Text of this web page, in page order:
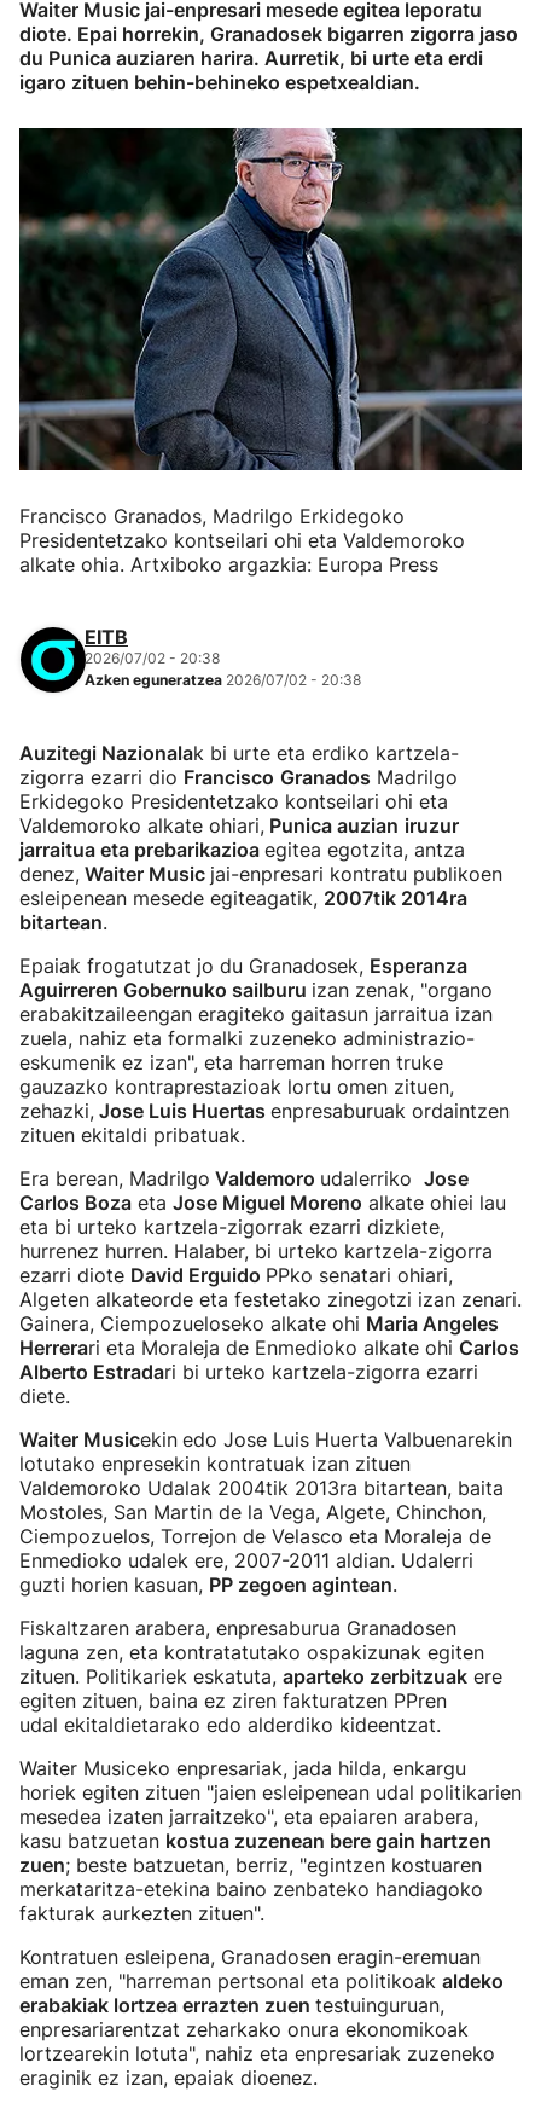
Waiter Music jai-enpresari mesede egitea leporatu
diote. Epai horrekin, Granadosek bigarren zigorra jaso
du Punica auziaren harira. Aurretik, bi urte eta erdi
igaro zituen behin-behineko espetxealdian.
Francisco Granados, Madrilgo Erkidegoko
Presidentetzako kontseilari ohi eta Valdemoroko
alkate ohia. Artxiboko argazkia: Europa Press
EITB
2026/07/02 - 20:38
Azken eguneratzea 2026/07/02 - 20:38
Auzitegi Nazionalak bi urte eta erdiko kartzela-
zigorra ezarri dio Francisco Granados Madrilgo
Erkidegoko Presidentetzako kontseilari ohi eta
Valdemoroko alkate ohiari, Punica auzian iruzur
jarraitua eta prebarikazioa egitea egotzita, antza
denez, Waiter Music jai-enpresari kontratu publikoen
esleipenean mesede egiteagatik, 2007tik 2014ra
bitartean.
Epaiak frogatutzat jo du Granadosek, Esperanza
Aguirreren Gobernuko sailburu izan zenak, "organo
erabakitzaileengan eragiteko gaitasun jarraitua izan
zuela, nahiz eta formalki zuzeneko administrazio-
eskumenik ez izan", eta harreman horren truke
gauzazko kontraprestazioak lortu omen zituen,
zehazki, Jose Luis Huertas enpresaburuak ordaintzen
zituen ekitaldi pribatuak.
Era berean, Madrilgo Valdemoro udalerriko Jose
Carlos Boza eta Jose Miguel Moreno alkate ohiei lau
eta bi urteko kartzela-zigorrak ezarri dizkiete,
hurrenez hurren. Halaber, bi urteko kartzela-zigorra
ezarri diote David Erguido PPko senatari ohiari,
Algeten alkateorde eta festetako zinegotzi izan zenari.
Gainera, Ciempozueloseko alkate ohi Maria Angeles
Herrerari eta Moraleja de Enmedioko alkate ohi Carlos
Alberto Estradari bi urteko kartzela-zigorra ezarri
diete.
Waiter Musicekin edo Jose Luis Huerta Valbuenarekin
lotutako enpresekin kontratuak izan zituen
Valdemoroko Udalak 2004tik 2013ra bitartean, baita
Mostoles, San Martin de la Vega, Algete, Chinchon,
Ciempozuelos, Torrejon de Velasco eta Moraleja de
Enmedioko udalek ere, 2007-2011 aldian. Udalerri
guzti horien kasuan, PP zegoen agintean.
Fiskaltzaren arabera, enpresaburua Granadosen
laguna zen, eta kontratatutako ospakizunak egiten
zituen. Politikariek eskatuta, aparteko zerbitzuak ere
egiten zituen, baina ez ziren fakturatzen PPren
udal ekitaldietarako edo alderdiko kideentzat.
Waiter Musiceko enpresariak, jada hilda, enkargu
horiek egiten zituen "jaien esleipenean udal politikarien
mesedea izaten jarraitzeko", eta epaiaren arabera,
kasu batzuetan kostua zuzenean bere gain hartzen
zuen; beste batzuetan, berriz, "egintzen kostuaren
merkataritza-etekina baino zenbateko handiagoko
fakturak aurkezten zituen".
Kontratuen esleipena, Granadosen eragin-eremuan
eman zen, "harreman pertsonal eta politikoak aldeko
erabakiak lortzea errazten zuen testuinguruan,
enpresariarentzat zeharkako onura ekonomikoak
lortzearekin lotuta", nahiz eta enpresariak zuzeneko
eraginik ez izan, epaiak dioenez.